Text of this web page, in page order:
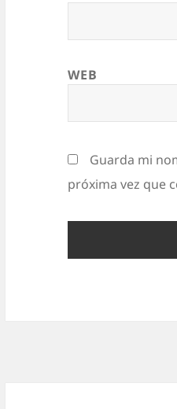
WEB
Guarda mi
próxima vez que